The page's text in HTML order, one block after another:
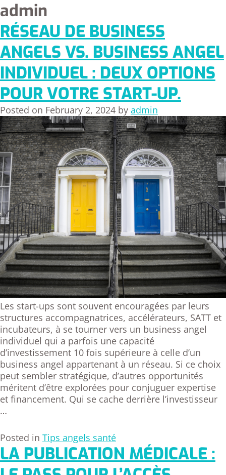
admin
RÉSEAU DE BUSINESS
ANGELS VS. BUSINESS ANGEL
INDIVIDUEL : DEUX OPTIONS
POUR VOTRE START-UP.
Posted on February 2, 2024 by admin
Les start-ups sont souvent encouragées par leurs
structures accompagnatrices, accélérateurs, SATT et
incubateurs, à se tourner vers un business angel
individuel qui a parfois une capacité
d’investissement 10 fois supérieure à celle d’un
business angel appartenant à un réseau. Si ce choix
peut sembler stratégique, d’autres opportunités
méritent d’être explorées pour conjuguer expertise
et financement. Qui se cache derrière l’investisseur
…
Posted in Tips angels santé
LA PUBLICATION MÉDICALE :